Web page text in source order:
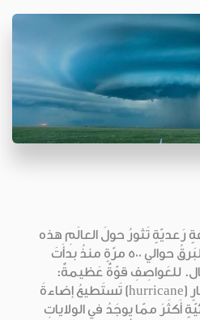
عاصفةٍ رَعديّةٍ تَثورُ حولَ العالَمِ هذه
اللَّحظةَ، ولَمَعَ البَرقُ حوالي 500 مرّةٍ منذُ بدأَتَ
للعَواصِفِ قوّةٌ عَظيمةٌ:
الطّاقةُ في إعصارٍ (hurricane) تَستَطيعُ إضاءةَ
أَكثَرَ ممّا يوجَدُ في الولاياتِ